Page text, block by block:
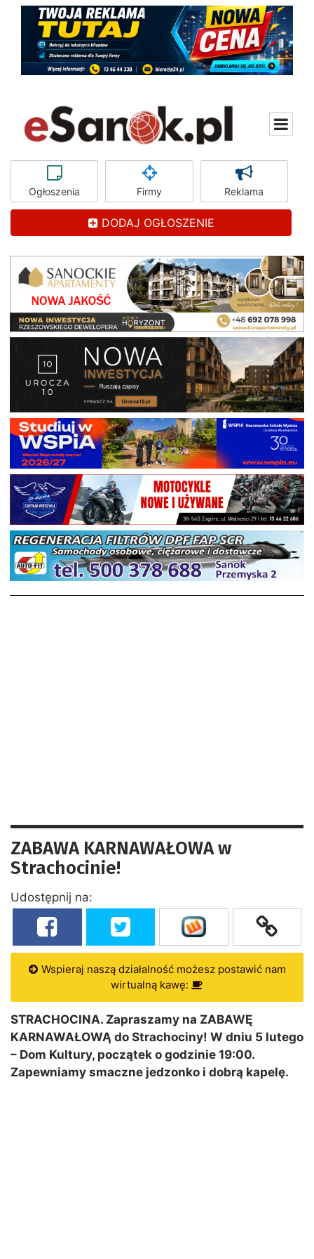
Ogłoszenia Firmy Reklama
DODAJ OGŁOSZENIE
ZABAWA KARNAWAŁOWA w
Strachocinie!
Udostępnij na:
Wspieraj naszą działalność możesz postawić nam
wirtualną kawę:
STRACHOCINA. Zapraszamy na ZABAWĘ
KARNAWAŁOWĄ do Strachociny! W dniu 5 lutego
– Dom Kultury, początek o godzinie 19:00.
Zapewniamy smaczne jedzonko i dobrą kapelę.